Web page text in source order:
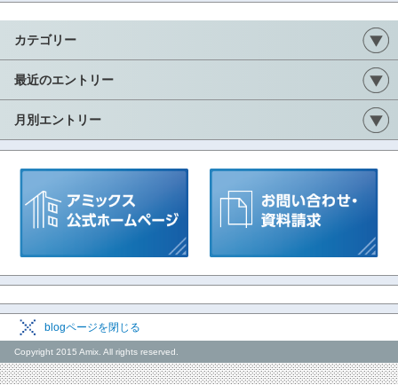
カテゴリー
最近のエントリー
月別エントリー
blogページを閉じる
Copyright 2015 Amix. All rights reserved.